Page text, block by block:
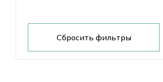
Сбросить фильтры